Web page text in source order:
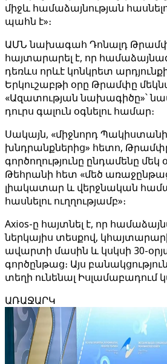
միջև համաձայնության
պահն է»։
ԱՄՆ նախագահ Դոնալդ
հայտարարել է, որ
դեռևս որևէ կոնկրետ արդյունքի
Երկուշաբթի օրը Թրամփը
«Ազատության նախագիծը»՝
դուրս գալուն օգնելու համար։
Սակայն, «միջնորդ Պակիստանի
խնդրանքներից» հետո,
գործողությունը ընդամենը մեկ
Թեհրանի հետ «մեծ
լիակատար և վերջնական
հասնելու ուղղությամբ»։
Axios-ը հայտնել է, որ
ներկայիս տեսքով,
ավարտի մասին և կսկսի 30-
գործընթաց։ Այս
տեղի ունենալ Իսլամաբադում
ԱՌԱՋԱՐԿ